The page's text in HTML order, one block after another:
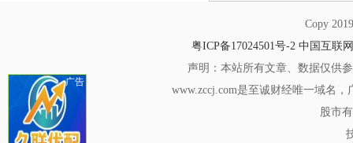
Copy
粤ICP备17024501号-2 中国互联
声明：本站所有文章、数据仅供
www.zccj.com是至诚财经唯一域名
股市
广告